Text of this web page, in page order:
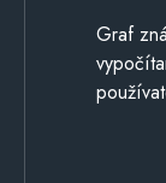
Graf